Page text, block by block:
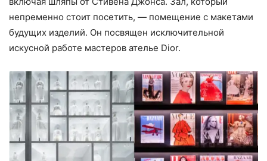
непременно стоит посетить, — помещение с макетами
будущих изделий. Он посвящен исключительной
искусной работе мастеров ателье Dior.